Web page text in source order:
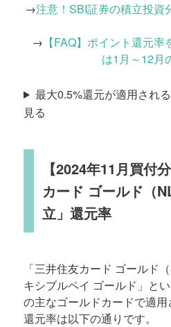
→注意！SBI証券の積立投資
→ 【FAQ】ポイント還元率
は1月～12月
最大0.5%還元が適用され
見る
【2024年11月買付
カード ゴールド（
立」還元率
「三井住友カード ゴールド
キシブルペイ ゴールド」と
の主なゴールドカードで適用
還元率は以下の通りです。